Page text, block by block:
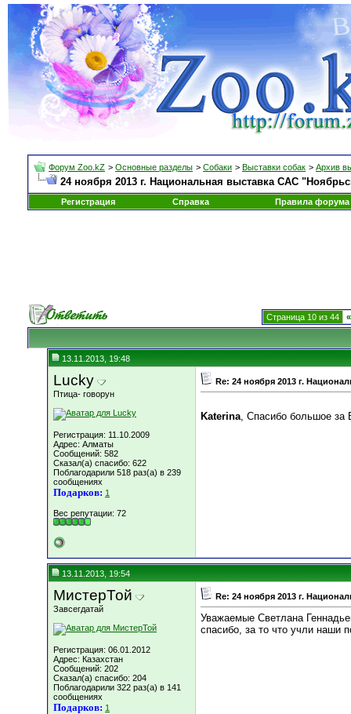
Форум Zoo.kZ > Основные разделы > Собаки > Выставки собак > Архив
24 ноября 2013 г. Национальная выставка САС
Регистрация Справка Правила форума
Страница 10 из 44 «
13.11.2013, 19:48
Luсky
Птица- говорун
Регистрация: 11.10.2009
Адрес: Алматы
Сообщений: 582
Сказал(а) спасибо: 622
Поблагодарили 518 раз(а) в 239
сообщениях
Подарков: 1
Вес репутации: 72
Re: 24 ноября 2013 г.
Katerina, Спасибо большое за
13.11.2013, 19:54
МистерТой
Завсегдатай
Регистрация: 06.01.2012
Адрес: Казахстан
Сообщений: 202
Сказал(а) спасибо: 204
Поблагодарили 322 раз(а) в 141
сообщениях
Подарков: 1
Re: 24 ноября 2013 г.
Уважаемые Светлана
спасибо, за то что учли наши